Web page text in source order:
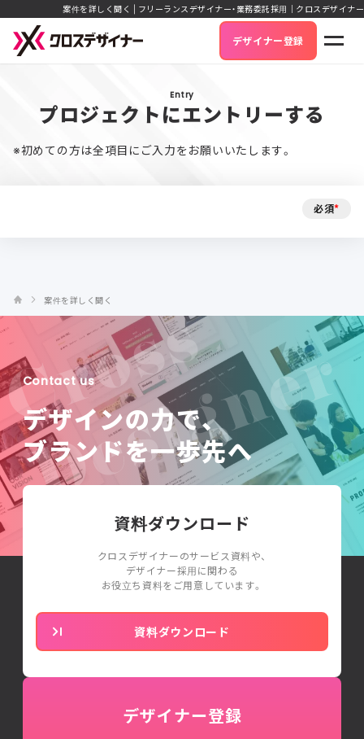
案件を詳しく聞く | フリーランスデザイナー・業務委託採用｜クロスデザイナー
デザイナー登録
Entry
プロジェクトにエントリーする
※初めての方は全項目にご入力をお願いいたします。
必須*
案件を詳しく聞く
Contact us
デザインの力で、
ブランドを一歩先へ
資料ダウンロード
クロスデザイナーのサービス資料や、
デザイナー採用に関わる
お役立ち資料をご用意しています。
資料ダウンロード
デザイナー登録